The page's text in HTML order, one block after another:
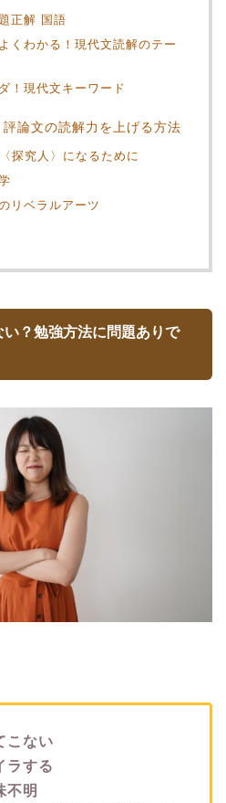
正解 国語
くわかる！現代文読解のテー
！現代文キーワード
論文の読解力を上げる方法
探究人〉になるために
リベラルアーツ
？勉強方法に問題ありで
こない
ラする
不明